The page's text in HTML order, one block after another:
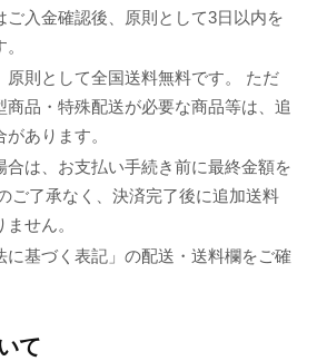
ご入金確認後、原則として3日以内を
原則として全国送料無料です。 ただ
商品・特殊配送が必要な商品等は、追
あります。
合は、お支払い手続き前に最終金額を
ご了承なく、決済完了後に追加送料
せん。
に基づく表記」の配送・送料欄をご確
て